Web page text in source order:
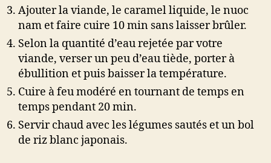
Ajouter la viande, le caramel liquide, le nuoc
nam et faire cuire 10 min sans laisser brûler.
Selon la quantité d’eau rejetée par votre
viande, verser un peu d’eau tiède, porter à
ébullition et puis baisser la température.
Cuire à feu modéré en tournant de temps en
temps pendant 20 min.
Servir chaud avec les légumes sautés et un bol
de riz blanc japonais.